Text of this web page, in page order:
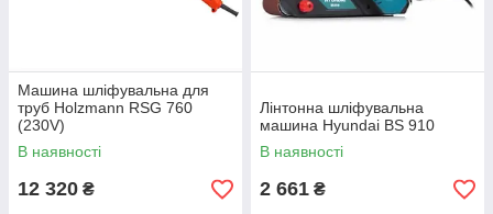
Машина шліфувальна для
труб Holzmann RSG 760
(230V)
В наявності
12 320 ₴
Лінтонна шліфувальна
машина Hyundai BS 910
В наявності
2 661 ₴